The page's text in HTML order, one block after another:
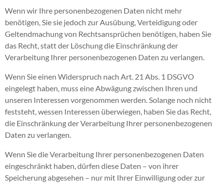
Wenn wir Ihre personenbezogenen Daten nicht mehr
benötigen, Sie sie jedoch zur Ausübung, Verteidigung oder
Geltendmachung von Rechtsansprüchen benötigen, haben Sie
das Recht, statt der Löschung die Einschränkung der
Verarbeitung Ihrer personenbezogenen Daten zu verlangen.
Wenn Sie einen Widerspruch nach Art. 21 Abs. 1 DSGVO
eingelegt haben, muss eine Abwägung zwischen Ihren und
unseren Interessen vorgenommen werden. Solange noch nicht
feststeht, wessen Interessen überwiegen, haben Sie das Recht,
die Einschränkung der Verarbeitung Ihrer personenbezogenen
Daten zu verlangen.
Wenn Sie die Verarbeitung Ihrer personenbezogenen Daten
eingeschränkt haben, dürfen diese Daten – von ihrer
Speicherung abgesehen – nur mit Ihrer Einwilligung oder zur